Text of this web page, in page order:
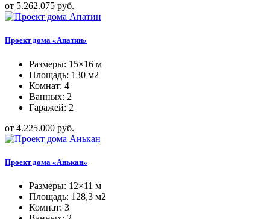
от 5.262.075 руб.
Проект дома «Апатин»
Размеры: 15×16 м
Площадь: 130 м2
Комнат: 4
Ванных: 2
Гаражей: 2
от 4.225.000 руб.
Проект дома «Анькан»
Размеры: 12×11 м
Площадь: 128,3 м2
Комнат: 3